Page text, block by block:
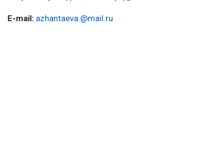
E-mail: azhantaeva.@mail.ru